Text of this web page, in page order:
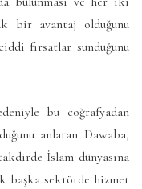
bir avantaj olduğunu
fırsatlar sunduğunu
bu coğrafyadan
anlatan Dawaba,
İslam dünyasına
başka sektörde hizmet